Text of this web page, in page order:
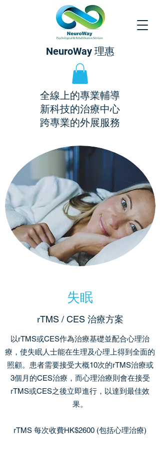
NeuroWay 理惠
全線上的專業輔導
新科技的治療中心
​跨專業的外展服務
失眠
rTMS / CES 治療方案
以rTMS或CES作為治療基礎並配合心理治
療，使失眠人士能在生理及心理上得到全面的
照顧。患者需要接受大概10次的rTMS治療或
3個月的CES治療，而心理治療則會在接受
rTMS或CES之後立即進行，以達到最佳效
果。
rTMS ​每次收費HK$2600 (包括心理治療)